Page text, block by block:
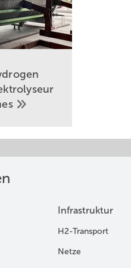
Infrastruktur
H2-Transport
Netze